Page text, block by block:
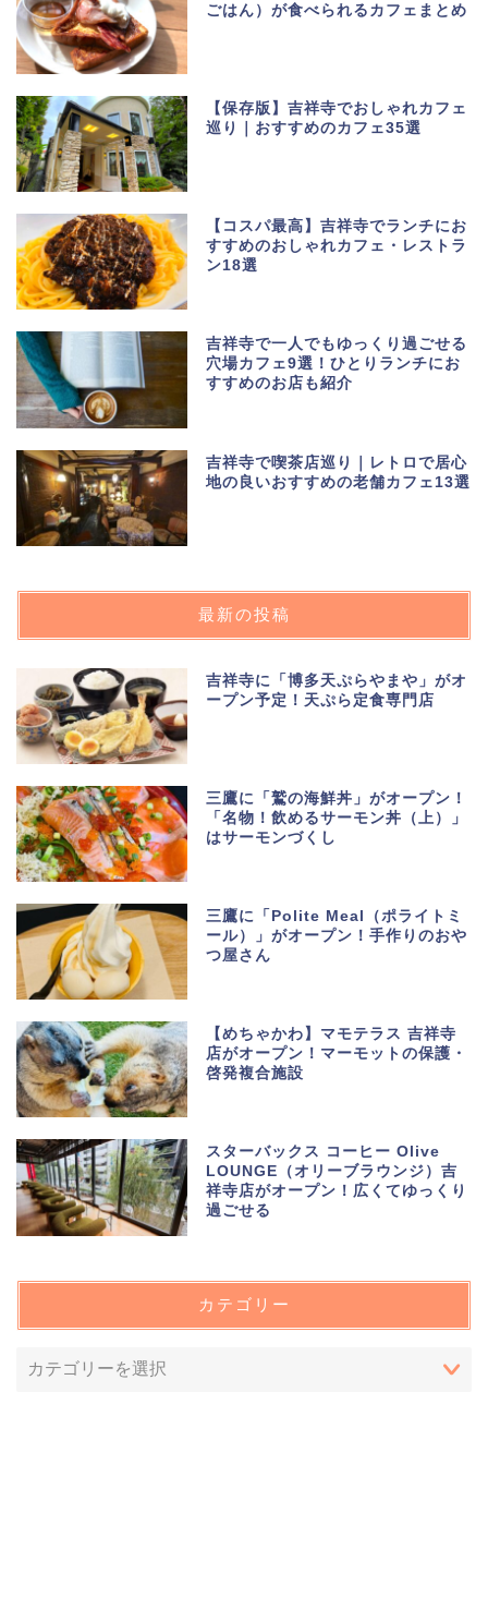
ごはん）が食べられるカフェまとめ
【保存版】吉祥寺でおしゃれカフェ
巡り｜おすすめのカフェ35選
【コスパ最高】吉祥寺でランチにお
すすめのおしゃれカフェ・レストラ
ン18選
吉祥寺で一人でもゆっくり過ごせる
穴場カフェ9選！ひとりランチにお
すすめのお店も紹介
吉祥寺で喫茶店巡り｜レトロで居心
地の良いおすすめの老舗カフェ13選
最新の投稿
吉祥寺に「博多天ぷらやまや」がオ
ープン予定！天ぷら定食専門店
三鷹に「鷲の海鮮丼」がオープン！
「名物！飲めるサーモン丼（上）」
はサーモンづくし
三鷹に「Polite Meal（ポライトミ
ール）」がオープン！手作りのおや
つ屋さん
【めちゃかわ】マモテラス 吉祥寺
店がオープン！マーモットの保護・
啓発複合施設
スターバックス コーヒー Olive
LOUNGE（オリーブラウンジ）吉
祥寺店がオープン！広くてゆっくり
過ごせる
カテゴリー